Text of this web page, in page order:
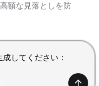
額な見落としを防